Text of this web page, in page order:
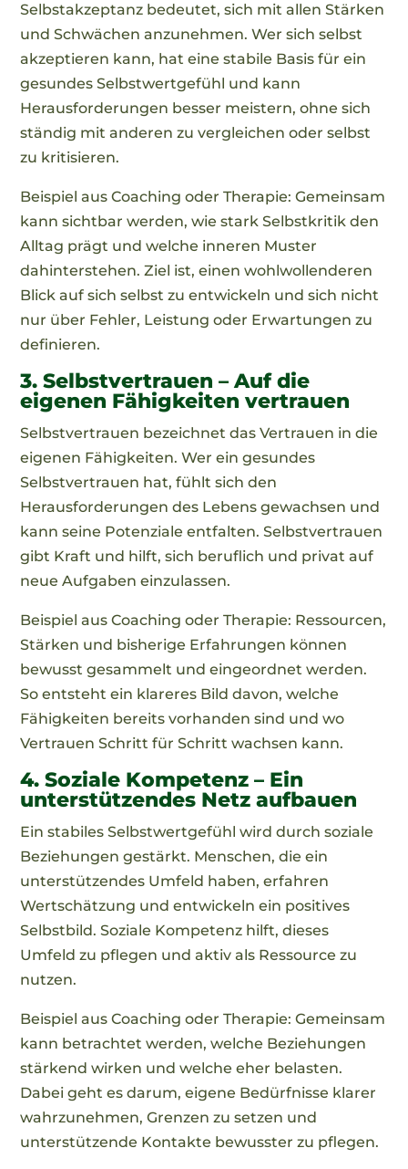
Selbstakzeptanz bedeutet, sich mit allen Stärken
und Schwächen anzunehmen. Wer sich selbst
akzeptieren kann, hat eine stabile Basis für ein
gesundes Selbstwertgefühl und kann
Herausforderungen besser meistern, ohne sich
ständig mit anderen zu vergleichen oder selbst
zu kritisieren.
Beispiel aus Coaching oder Therapie: Gemeinsam
kann sichtbar werden, wie stark Selbstkritik den
Alltag prägt und welche inneren Muster
dahinterstehen. Ziel ist, einen wohlwollenderen
Blick auf sich selbst zu entwickeln und sich nicht
nur über Fehler, Leistung oder Erwartungen zu
definieren.
3. Selbstvertrauen – Auf die
eigenen Fähigkeiten vertrauen
Selbstvertrauen bezeichnet das Vertrauen in die
eigenen Fähigkeiten. Wer ein gesundes
Selbstvertrauen hat, fühlt sich den
Herausforderungen des Lebens gewachsen und
kann seine Potenziale entfalten. Selbstvertrauen
gibt Kraft und hilft, sich beruflich und privat auf
neue Aufgaben einzulassen.
Beispiel aus Coaching oder Therapie: Ressourcen,
Stärken und bisherige Erfahrungen können
bewusst gesammelt und eingeordnet werden.
So entsteht ein klareres Bild davon, welche
Fähigkeiten bereits vorhanden sind und wo
Vertrauen Schritt für Schritt wachsen kann.
4. Soziale Kompetenz – Ein
unterstützendes Netz aufbauen
Ein stabiles Selbstwertgefühl wird durch soziale
Beziehungen gestärkt. Menschen, die ein
unterstützendes Umfeld haben, erfahren
Wertschätzung und entwickeln ein positives
Selbstbild. Soziale Kompetenz hilft, dieses
Umfeld zu pflegen und aktiv als Ressource zu
nutzen.
Beispiel aus Coaching oder Therapie: Gemeinsam
kann betrachtet werden, welche Beziehungen
stärkend wirken und welche eher belasten.
Dabei geht es darum, eigene Bedürfnisse klarer
wahrzunehmen, Grenzen zu setzen und
unterstützende Kontakte bewusster zu pflegen.